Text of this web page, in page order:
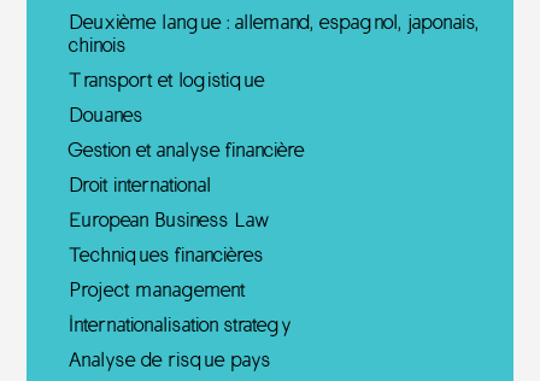
Deuxième langue : allemand, espagnol, japonais,
chinois
Transport et logistique
Douanes
Gestion et analyse financière
Droit international
European Business Law
Techniques financières
Project management
Internationalisation strategy
Analyse de risque pays